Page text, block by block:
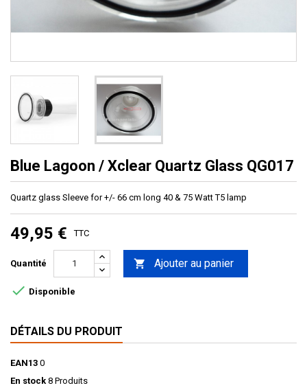
Blue Lagoon / Xclear Quartz Glass QG017
Quartz glass Sleeve for +/- 66 cm long 40 & 75 Watt T5 lamp
49,95 € TTC
Quantité  Ajouter au panier
 Disponible
DÉTAILS DU PRODUIT
EAN13 0
En stock 8 Produits